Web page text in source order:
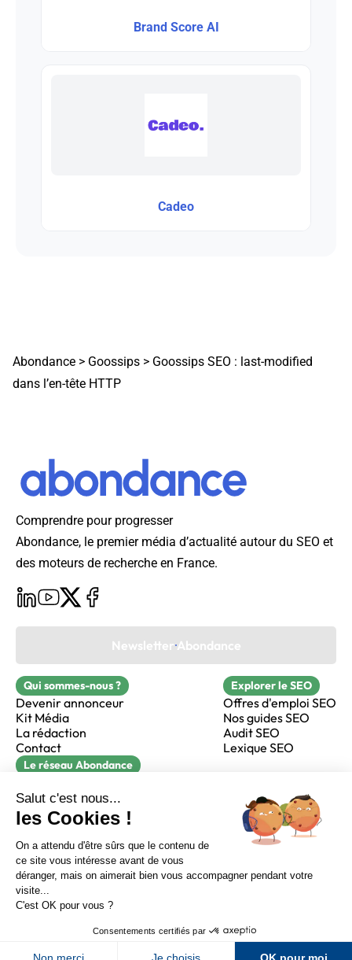
Sur LinkedIn Sur Youtube
Sur X Sur Facebook
Newsletter Abondance
Brand Score AI
Cadeo
Abondance > Goossips > Goossips SEO : last-modified
dans l’en-tête HTTP
Comprendre pour progresser
Abondance, le premier média d’actualité autour du SEO et
des moteurs de recherche en France.
Newsletter Abondance
Qui sommes-nous ?
Devenir annonceur
Kit Média
La rédaction
Contact
Explorer le SEO
Offres d'emploi SEO
Nos guides SEO
Audit SEO
Lexique SEO
Le réseau Abondance
Réacteur
alfie formation
CGV
Confidentialité